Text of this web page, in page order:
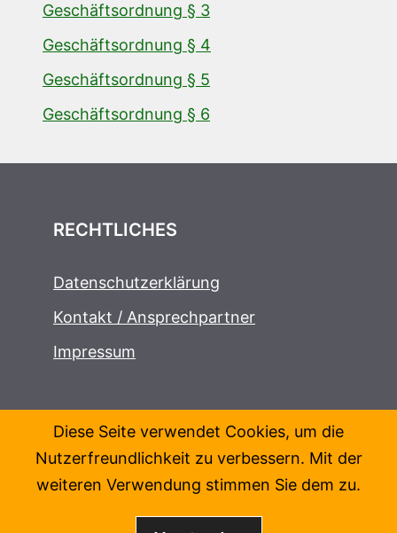
Geschäftsordnung § 3
Geschäftsordnung § 4
Geschäftsordnung § 5
Geschäftsordnung § 6
RECHTLICHES
Datenschutzerklärung
Kontakt / Ansprechpartner
Impressum
Diese Seite verwendet Cookies, um die
Nutzerfreundlichkeit zu verbessern. Mit der
weiteren Verwendung stimmen Sie dem zu.